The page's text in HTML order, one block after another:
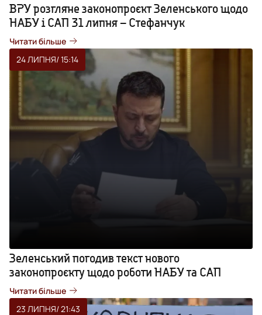
ВРУ розгляне законопроєкт Зеленського щодо
НАБУ і САП 31 липня – Стефанчук
Читати більше
24 ЛИПНЯ/ 15:14
Зеленський погодив текст нового
законопроєкту щодо роботи НАБУ та САП
Читати більше
23 ЛИПНЯ/ 21:43